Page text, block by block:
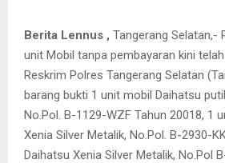
Berita Lennus , Tangerang Selatan,-
unit Mobil tanpa pembayaran kini
Reskrim Polres Tangerang Selatan
barang bukti 1 unit mobil Daihatsu
No.Pol. B-1129-WZF Tahun 20018, 1
Xenia Silver Metalik, No.Pol. B-2930-
Daihatsu Xenia Silver Metalik, No.Pol